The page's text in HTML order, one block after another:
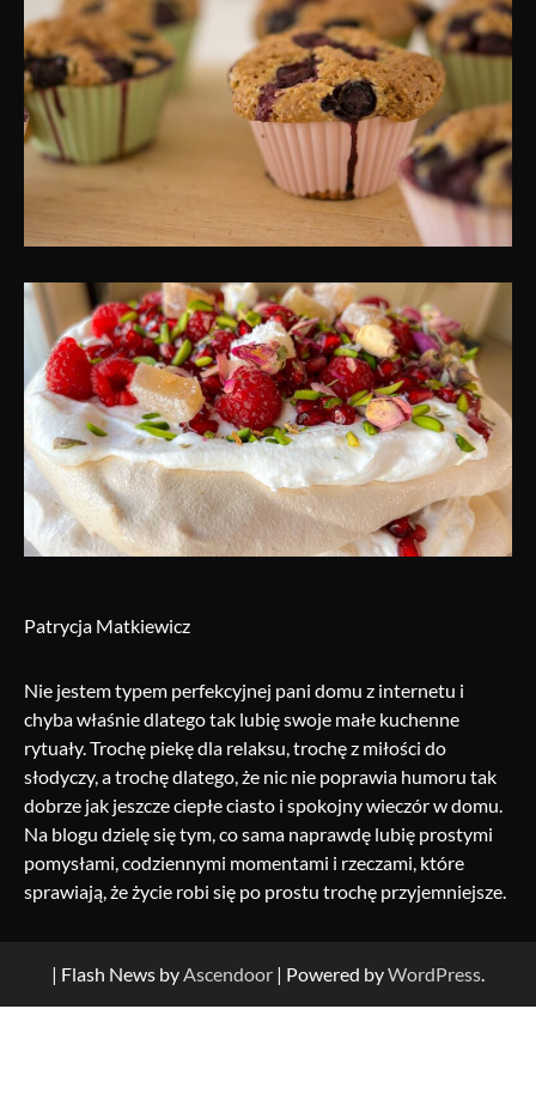
Patrycja Matkiewicz
Nie jestem typem perfekcyjnej pani domu z internetu i
chyba właśnie dlatego tak lubię swoje małe kuchenne
rytuały. Trochę piekę dla relaksu, trochę z miłości do
słodyczy, a trochę dlatego, że nic nie poprawia humoru tak
dobrze jak jeszcze ciepłe ciasto i spokojny wieczór w domu.
Na blogu dzielę się tym, co sama naprawdę lubię prostymi
pomysłami, codziennymi momentami i rzeczami, które
sprawiają, że życie robi się po prostu trochę przyjemniejsze.
| Flash News byAscendoor | Powered byWordPress.